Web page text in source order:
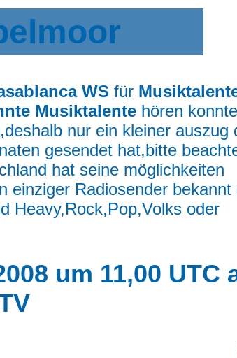
WS für
Musiktalente hören
nur ein kleiner auszug
gesendet hat,bitte
hat seine möglichkeiten
einziger Radiosender bekannt
Heavy,Rock,Pop,Volks oder
um 11,00 UTC